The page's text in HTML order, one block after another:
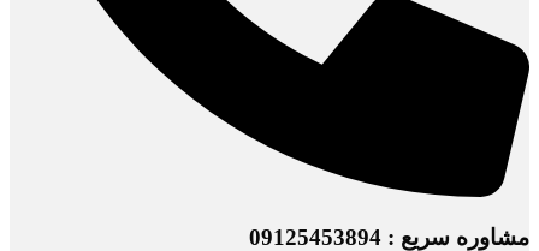
مشاوره سریع : 09125453894